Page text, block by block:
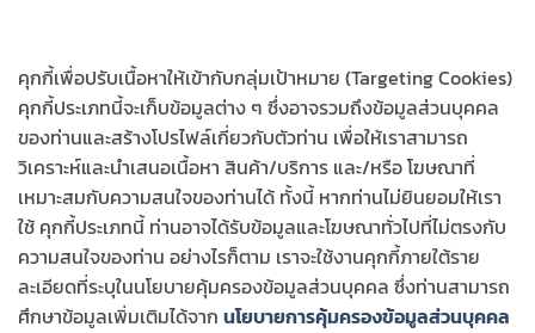
คุกกี้เพื่อปรับเนื้อหาให้เข้ากับกลุ่มเป้าหมาย (Targeting Cookies)
คุกกี้ประเภทนี้จะเก็บข้อมูลต่าง ๆ ซึ่งอาจรวมถึงข้อมูลส่วนบุคคล
ของท่านและสร้างโปรไฟล์เกี่ยวกับตัวท่าน เพื่อให้เราสามารถ
วิเคราะห์และนำเสนอเนื้อหา สินค้า/บริการ และ/หรือ โฆษณาที่
เหมาะสมกับความสนใจของท่านได้ ทั้งนี้ หากท่านไม่ยินยอมให้เรา
ใช้ คุกกี้ประเภทนี้ ท่านอาจได้รับข้อมูลและโฆษณาทั่วไปที่ไม่ตรงกับ
ความสนใจของท่าน อย่างไรก็ตาม เราจะใช้งานคุกกี้ภายใต้ราย
ละเอียดที่ระบุในนโยบายคุ้มครองข้อมูลส่วนบุคคล ซึ่งท่านสามารถ
ศึกษาข้อมูลเพิ่มเติมได้จาก นโยบายการคุ้มครองข้อมูลส่วนบุคคล